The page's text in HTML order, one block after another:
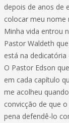
depois de anos de
colocar meu nome
Minha vida entrou
Pastor Waldeth
está na
O Pastor Edson
em cada capítulo
me acolheu
convicção de que
pena defendê-lo